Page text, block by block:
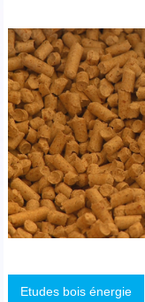
Etudes bois énergie